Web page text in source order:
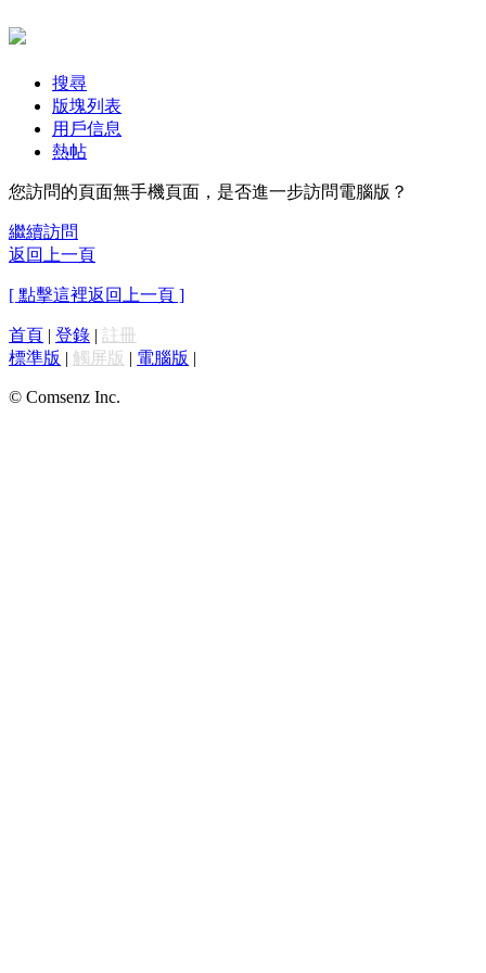
搜尋
版塊列表
用戶信息
熱帖
您訪問的頁面無手機頁面，是否進一步訪問電腦版？
繼續訪問
返回上一頁
[ 點擊這裡返回上一頁 ]
首頁 | 登錄 | 註冊
標準版 | 觸屏版 | 電腦版 |
© Comsenz Inc.